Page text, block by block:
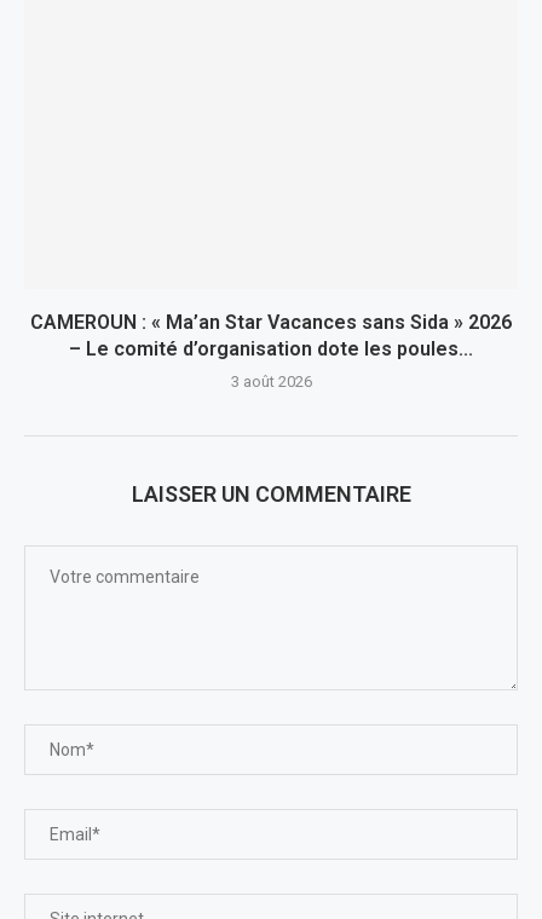
CAMEROUN : « Ma’an Star Vacances sans Sida » 2026
– Le comité d’organisation dote les poules...
3 août 2026
LAISSER UN COMMENTAIRE